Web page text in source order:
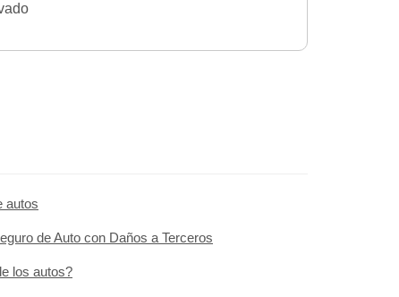
autos
de Auto con Daños a Terceros
los autos?